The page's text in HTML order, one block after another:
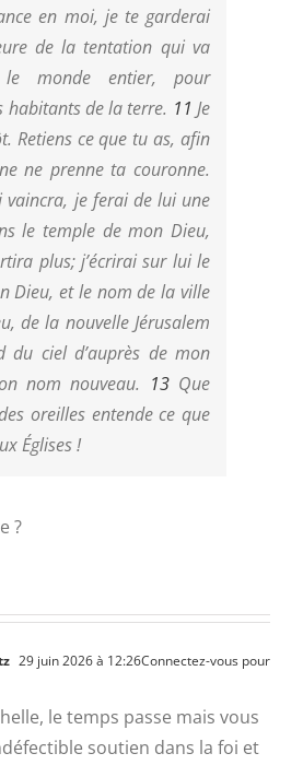
en moi, je te garderai
de la tentation qui va
monde entier, pour
habitants de la terre. 11 Je
Retiens ce que tu as, afin
ne prenne ta couronne.
vaincra, je ferai de lui une
le temple de mon Dieu,
plus; j’écrirai sur lui le
Dieu, et le nom de la ville
de la nouvelle Jérusalem
du ciel d’auprès de mon
nom nouveau. 13 Que
oreilles entende ce que
Églises !
?
29 juin 2026 à 12:26Connectez-vous pour
le temps passe mais vous
soutien dans la foi et